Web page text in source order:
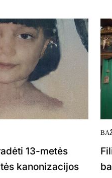
13-metės
kanonizacijos